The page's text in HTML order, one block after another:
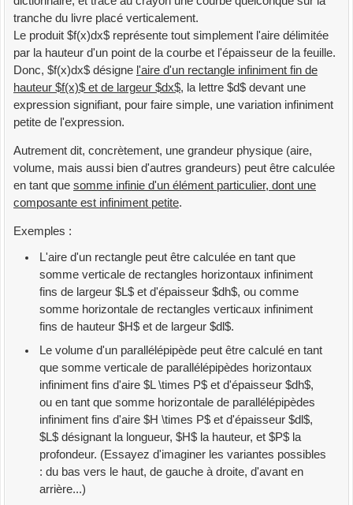
tranche du livre placé verticalement.
Le produit $f(x)dx$ représente tout simplement l'aire délimitée
par la hauteur d'un point de la courbe et l'épaisseur de la feuille.
Donc, $f(x)dx$ désigne l'aire d'un rectangle infiniment fin de
hauteur $f(x)$ et de largeur $dx$, la lettre $d$ devant une
expression signifiant, pour faire simple, une variation infiniment
petite de l'expression.
Autrement dit, concrètement, une grandeur physique (aire,
volume, mais aussi bien d'autres grandeurs) peut être calculée
en tant que somme infinie d'un élément particulier, dont une
composante est infiniment petite.
Exemples :
L'aire d'un rectangle peut être calculée en tant que
somme verticale de rectangles horizontaux infiniment
fins de largeur $L$ et d'épaisseur $dh$, ou comme
somme horizontale de rectangles verticaux infiniment
fins de hauteur $H$ et de largeur $dl$.
Le volume d'un parallélépipède peut être calculé en tant
que somme verticale de parallélépipèdes horizontaux
infiniment fins d'aire $L \times P$ et d'épaisseur $dh$,
ou en tant que somme horizontale de parallélépipèdes
infiniment fins d'aire $H \times P$ et d'épaisseur $dl$,
$L$ désignant la longueur, $H$ la hauteur, et $P$ la
profondeur. (Essayez d'imaginer les variantes possibles
: du bas vers le haut, de gauche à droite, d'avant en
arrière...)